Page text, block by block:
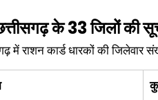
के 33 जिलों की
में राशन कार्ड धारकों की जिलेवार